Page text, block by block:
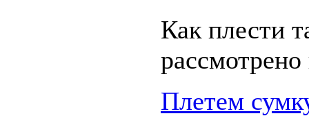
Как плести
Плетем